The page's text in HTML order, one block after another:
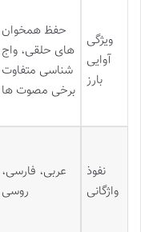
ویژگی
آوایی
بارز
حفظ همخوان
های حلقی، واج
شناسی متفاوت
برخی مصوت ها
نفوذ
واژگانی
عربی، فارسی،
روسی